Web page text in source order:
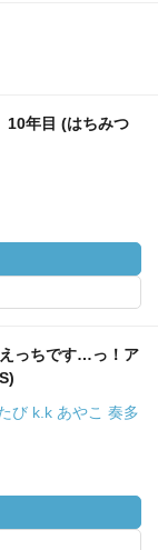
10年目 (はちみつ
っちです…っ！ア
び k.k あやこ 奏多